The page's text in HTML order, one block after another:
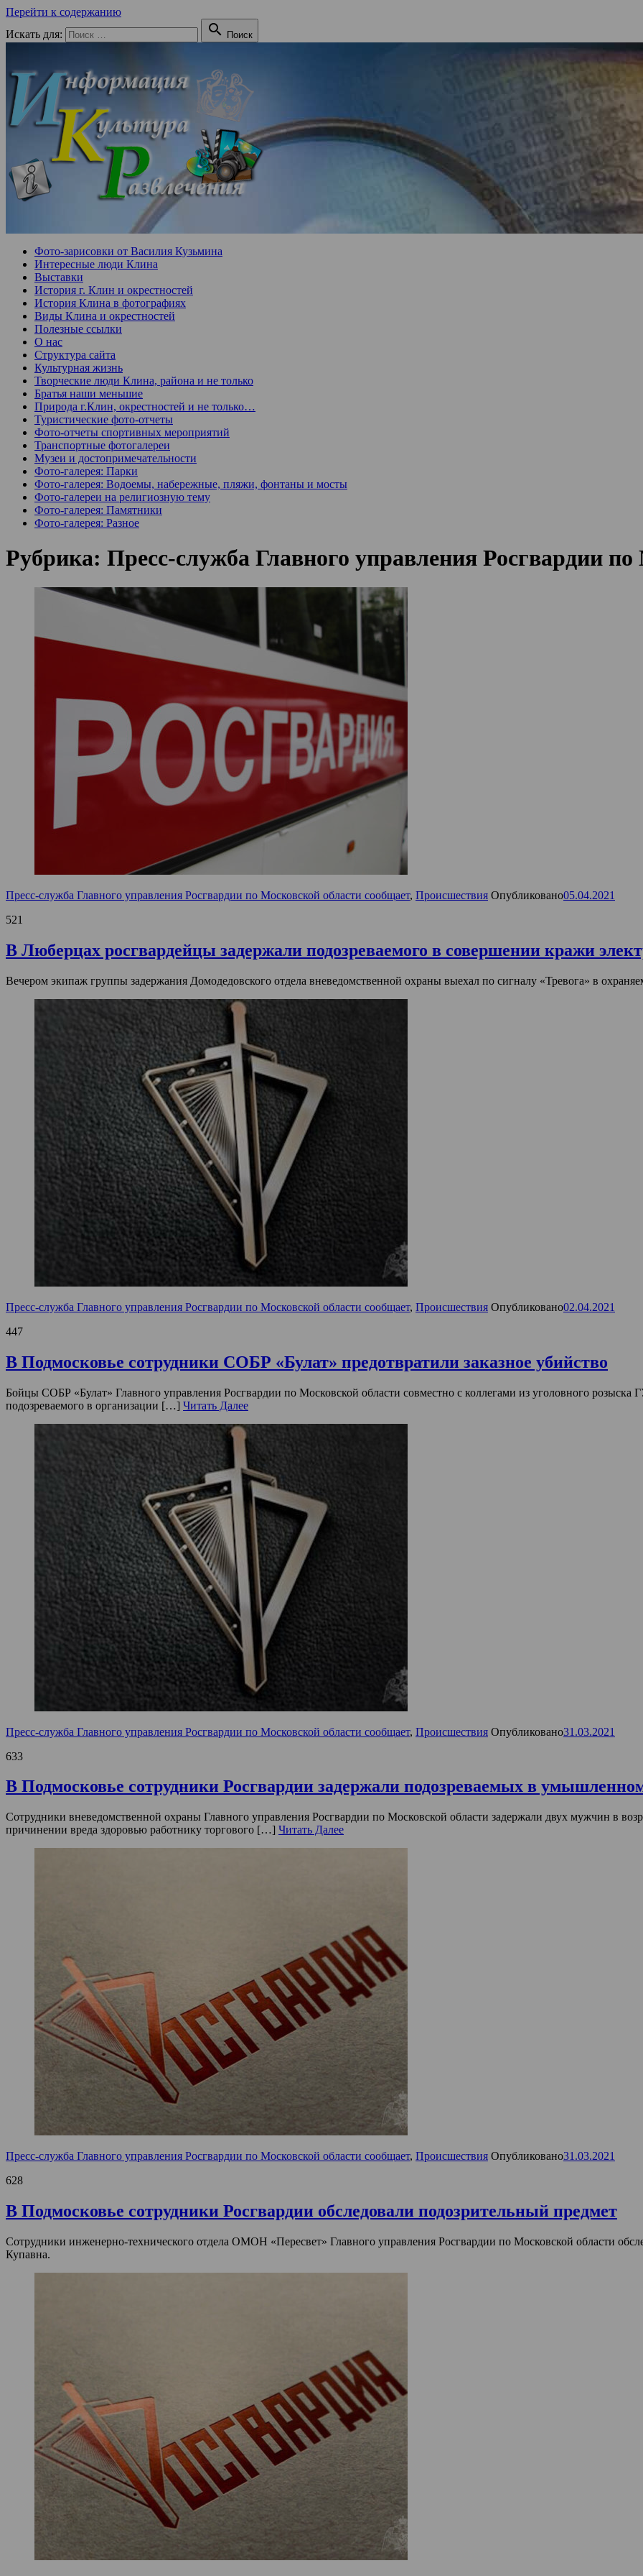
Перейти к содержанию
Искать для:
 Поиск
Фото-зарисовки от Василия Кузьмина
Интересные люди Клина
Выставки
История г. Клин и окрестностей
История Клина в фотографиях
Виды Клина и окрестностей
Полезные ссылки
О нас
Структура сайта
Культурная жизнь
Творческие люди Клина, района и не только
Братья наши меньшие
Природа г.Клин, окрестностей и не только…
Туристические фото-отчеты
Фото-отчеты спортивных мероприятий
Транспортные фотогалереи
Музеи и достопримечательности
Фото-галерея: Парки
Фото-галерея: Водоемы, набережные, пляжи, фонтаны и мосты
Фото-галереи на религиозную тему
Фото-галерея: Памятники
Фото-галерея: Разное
Рубрика: Пресс-служба Главного управления Росгвардии
Пресс-служба Главного управления Росгвардии по Московской области сообщает, Происшествия Опубликовано05.04.2021
521
В Люберцах росгвардейцы задержали подозреваемого в совершении кражи
Вечером экипаж группы задержания Домодедовского отдела вневедомственной охраны выехал по сигналу «Тревога» в
Пресс-служба Главного управления Росгвардии по Московской области сообщает, Происшествия Опубликовано02.04.2021
447
В Подмосковье сотрудники СОБР «Булат» предотвратили заказное убийство
Бойцы СОБР «Булат» Главного управления Росгвардии по Московской области совместно с коллегами из уголовного
подозреваемого в организации […] Читать Далее
Пресс-служба Главного управления Росгвардии по Московской области сообщает, Происшествия Опубликовано31.03.2021
633
В Подмосковье сотрудники Росгвардии задержали подозреваемых в
Сотрудники вневедомственной охраны Главного управления Росгвардии по Московской области задержали двух мужчин в
причинении вреда здоровью работнику торгового […] Читать Далее
Пресс-служба Главного управления Росгвардии по Московской области сообщает, Происшествия Опубликовано31.03.2021
628
В Подмосковье сотрудники Росгвардии обследовали подозрительный предмет
Сотрудники инженерно-технического отдела ОМОН «Пересвет» Главного управления Росгвардии по Московской области
Купавна.